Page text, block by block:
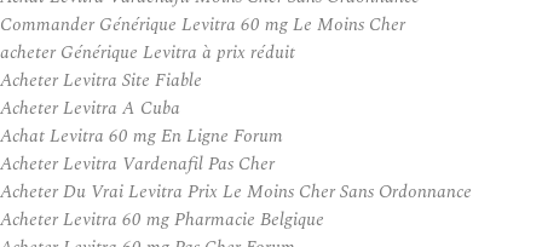
Commander Générique Levitra 60 mg Le Moins Cher
acheter Générique Levitra à prix réduit
Acheter Levitra Site Fiable
Acheter Levitra A Cuba
Achat Levitra 60 mg En Ligne Forum
Acheter Levitra Vardenafil Pas Cher
Acheter Du Vrai Levitra Prix Le Moins Cher Sans Ordonnance
Acheter Levitra 60 mg Pharmacie Belgique